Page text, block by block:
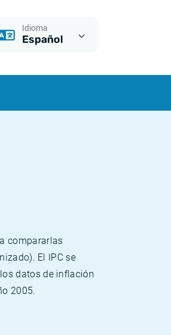
Idioma
Español
compararlas
El IPC se
datos de inflación
2005.